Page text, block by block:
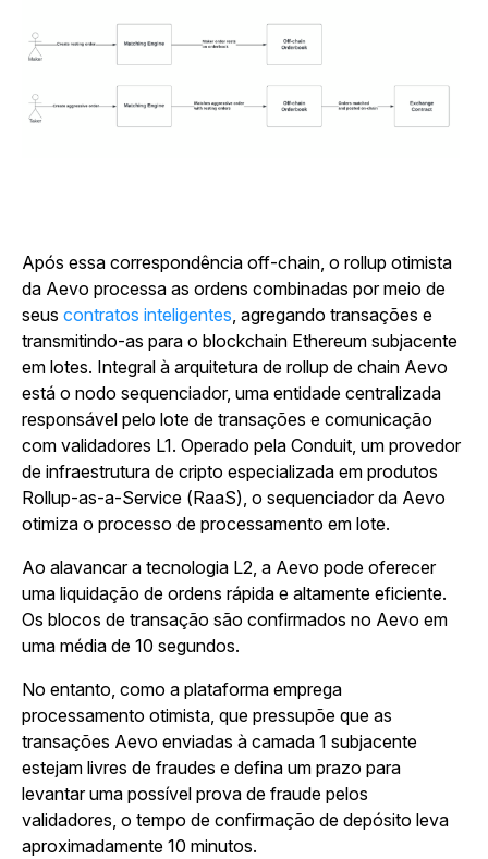
Após essa correspondência off-chain, o rollup otimista
da Aevo processa as ordens combinadas por meio de
seus contratos inteligentes, agregando transações e
transmitindo-as para o blockchain Ethereum subjacente
em lotes. Integral à arquitetura de rollup de chain Aevo
está o nodo sequenciador, uma entidade centralizada
responsável pelo lote de transações e comunicação
com validadores L1. Operado pela Conduit, um provedor
de infraestrutura de cripto especializada em produtos
Rollup-as-a-Service (RaaS), o sequenciador da Aevo
otimiza o processo de processamento em lote.
Ao alavancar a tecnologia L2, a Aevo pode oferecer
uma liquidação de ordens rápida e altamente eficiente.
Os blocos de transação são confirmados no Aevo em
uma média de 10 segundos.
No entanto, como a plataforma emprega
processamento otimista, que pressupõe que as
transações Aevo enviadas à camada 1 subjacente
estejam livres de fraudes e defina um prazo para
levantar uma possível prova de fraude pelos
validadores, o tempo de confirmação de depósito leva
aproximadamente 10 minutos.